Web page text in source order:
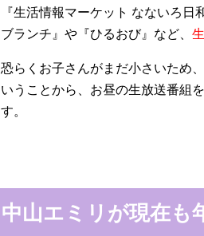
『生活情報マーケット なないろ
ブランチ』や『ひるおび』など、
恐らくお子さんがまだ小さいため
いうことから、お昼の生放送番組
す。
中山エミリが現在も